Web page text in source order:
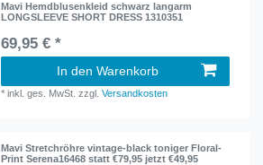
Mavi Hemdblusenkleid schwarz langarm
LONGSLEEVE SHORT DRESS 1310351
69,95 € *
In den Warenkorb
*inkl. ges. MwSt. zzgl.Versandkosten
Mavi Stretchröhre vintage-black toniger Floral-
Print Serena16468 statt €79,95 jetzt €49,95